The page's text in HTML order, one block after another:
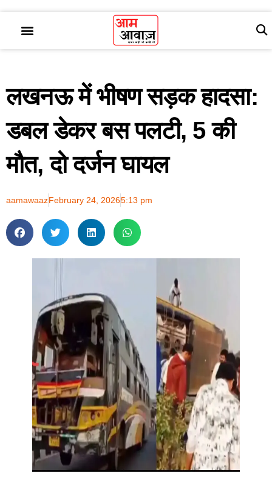
लखनऊ में भीषण सड़क हादसा:
डबल डेकर बस पलटी, 5 की
मौत, दो दर्जन घायल
aamawaazFebruary 24, 20265:13 pm